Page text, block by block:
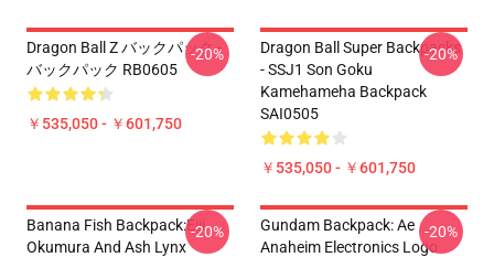
Dragon Ball Z バックパック -
バックパック RB0605
￥535,050 - ￥601,750
-20%
Dragon Ball Super Backpacks
- SSJ1 Son Goku
Kamehameha Backpack
SAI0505
￥535,050 - ￥601,750
-20%
Banana Fish Backpack:Eiji
Okumura And Ash Lynx
-20%
Gundam Backpack: Ae
Anaheim Electronics Logo
-20%